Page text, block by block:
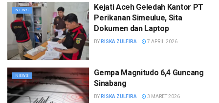
NEWS
Kejati Aceh Geledah Kantor PT
Perikanan Simeulue, Sita
Dokumen dan Laptop
BY RISKA ZULFIRA 7 APRIL 2026
NEWS
Gempa Magnitudo 6,4 Guncang
Sinabang
BY RISKA ZULFIRA 3 MARET 2026